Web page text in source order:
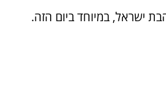
ישראל, במיוחד ביום הזה.